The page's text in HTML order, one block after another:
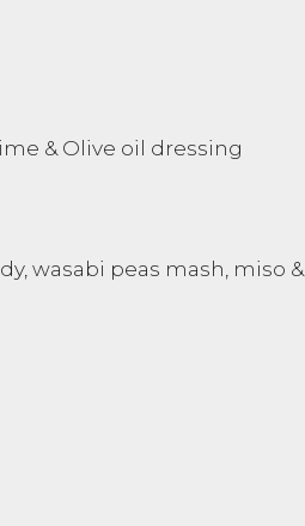
& Olive oil dressing
wasabi peas mash, miso &